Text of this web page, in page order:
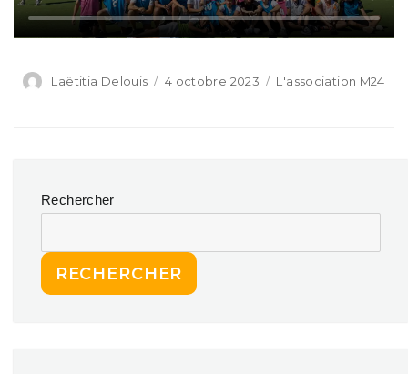
Laëtitia Delouis 4 octobre 2023 L'association M24
Rechercher
RECHERCHER